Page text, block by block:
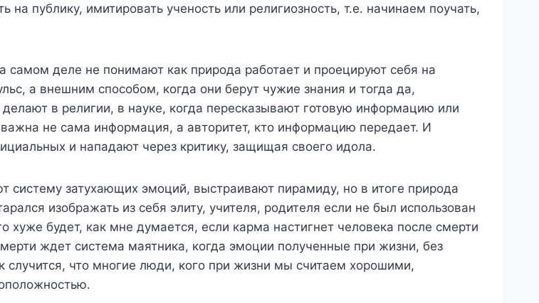
публику, имитировать ученость или религиозность, т.е. начинаем поучать,
самом деле не понимают как природа работает и проецируют себя на
а внешним способом, когда они берут чужие знания и тогда да,
в религии, в науке, когда пересказывают готовую информацию или
не сама информация, а авторитет, кто информацию передает. И
и нападают через критику, защищая своего идола.
затухающих эмоций, выстраивают пирамиду, но в итоге природа
изображать из себя элиту, учителя, родителя если не был использован
будет, как мне думается, если карма настигнет человека после смерти
ждет система маятника, когда эмоции полученные при жизни, без
что многие люди, кого при жизни мы считаем хорошими,